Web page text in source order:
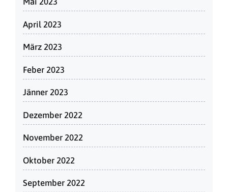
April 2023
März 2023
Feber 2023
Jänner 2023
Dezember 2022
November 2022
Oktober 2022
September 2022